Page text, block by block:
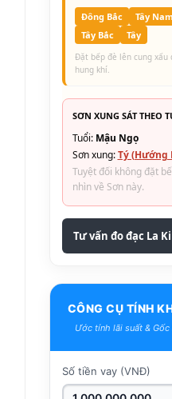
Đông Bắc
Tây Nam
Tây Bắc
Tây
Đặt bếp đè lên cung xấu
hung khí.
SƠN XUNG SÁT THEO
Tuổi: Mậu Ngọ
Sơn xung:Tý (Hướng
Tuyệt đối không đặt
nhìn về Sơn này.
Tư vấn đo đạc La
CÔNG CỤ TÍNH
Ước tính lãi suất &
Số tiền vay (VNĐ)